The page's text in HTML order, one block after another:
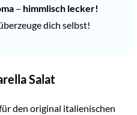
Salat
den original italienischen
– himmlisch lecker!
dich selbst!